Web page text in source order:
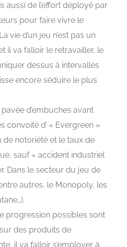
aussi de l’effort déployé par
pour faire vivre le
vie d’un jeu n’est pas un
il va falloir le retravailler, le
dessus à intervalles
encore séduire le plus
d’embuches avant
convoité d’ « Evergreen »
notoriété et le taux de
sauf « accident industriel
Dans le secteur du jeu de
autres, le Monopoly, les
progression possibles sont
des produits de
il va falloir s’employer à